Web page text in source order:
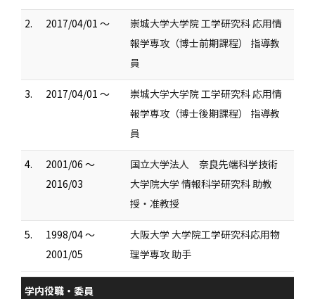
2. 2017/04/01 ～
崇城大学大学院 工学研究科 応用情
報学専攻（博士前期課程） 指導教
員
3. 2017/04/01 ～
崇城大学大学院 工学研究科 応用情
報学専攻（博士後期課程） 指導教
員
4.
2001/06 ～
2016/03
国立大学法人 奈良先端科学技術
大学院大学 情報科学研究科 助教
授・准教授
5.
1998/04 ～
2001/05
大阪大学 大学院工学研究科応用物
理学専攻 助手
学内役職・委員